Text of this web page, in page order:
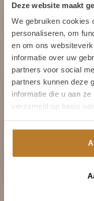
Deze website maakt
We gebruiken cookies
personaliseren, om
en om ons
informatie over uw
partners voor social
partners kunnen deze
informatie die u aan
verzameld op basis
Welkom
van
Om verder
Ja, ik
De monniken van
Heerlijke
gedroogde
een verfijnde smaak
Soortgelijke